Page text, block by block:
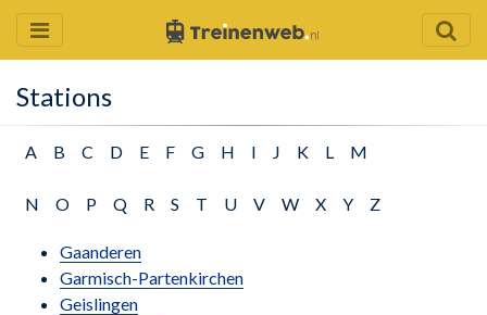
Stations
A B C D E F G H I J K L M
N O P Q R S T U V W X Y Z
Gaanderen
Garmisch-Partenkirchen
Geislingen